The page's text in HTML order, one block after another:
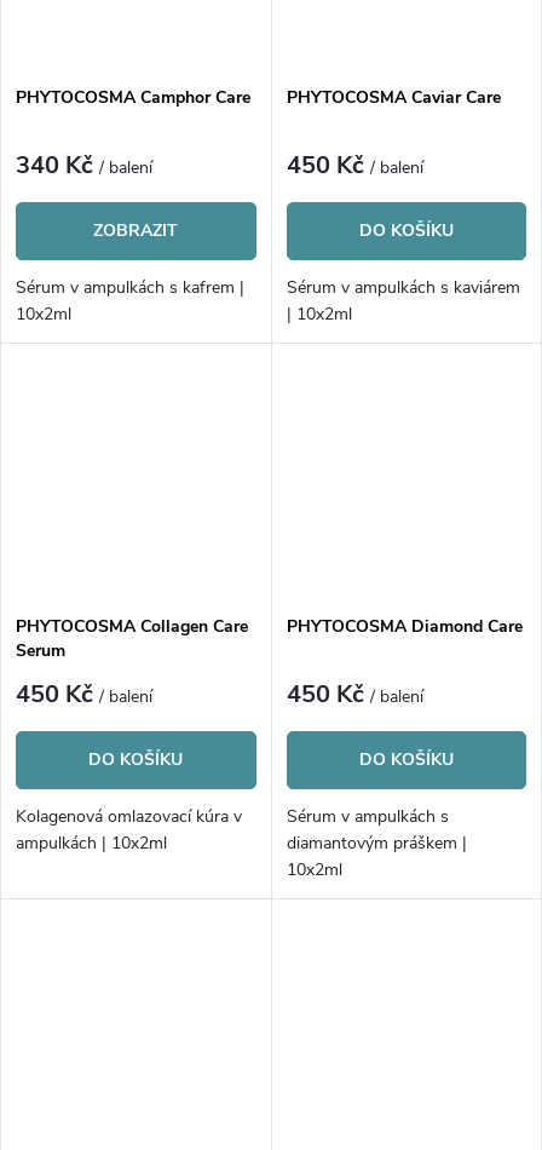
PHYTOCOSMA Camphor Care
340 Kč/ balení
ZOBRAZIT
Sérum v ampulkách s kafrem |
10x2ml
PHYTOCOSMA Caviar Care
450 Kč/ balení
DO KOŠÍKU
Sérum v ampulkách s kaviárem
| 10x2ml
PHYTOCOSMA Collagen Care
Serum
450 Kč/ balení
DO KOŠÍKU
Kolagenová omlazovací kúra v
ampulkách | 10x2ml
PHYTOCOSMA Diamond Care
450 Kč/ balení
DO KOŠÍKU
Sérum v ampulkách s
diamantovým práškem |
10x2ml